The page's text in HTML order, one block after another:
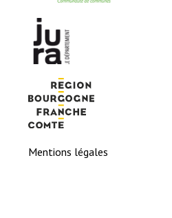
Mentions légales